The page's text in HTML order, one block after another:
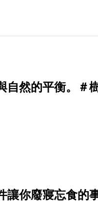
自然的平衡。＃
讓你廢寢忘食的